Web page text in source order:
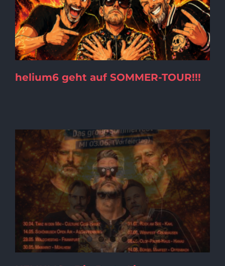
helium6 geht auf SOMMER-TOUR!!!